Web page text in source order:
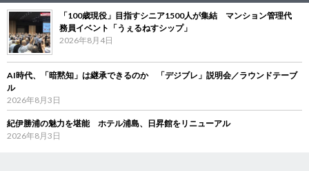
「100歳現役」目指すシニア1500人が集結 マンション管理代
務員イベント「うぇるねすシップ」
2026年8月4日
AI時代、「暗黙知」は継承できるのか 「デジブレ」説明会／ラウンドテーブ
ル
2026年8月3日
紀伊勝浦の魅力を堪能 ホテル浦島、日昇館をリニューアル
2026年8月3日